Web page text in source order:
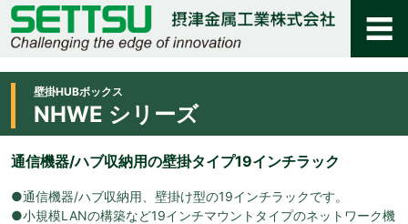
壁掛HUBボックス
NHWE シリーズ
通信機器/ハブ収納用の壁掛タイプ19インチラック
●通信機器/ハブ収納用、壁掛け型の19インチラックです。
●小規模LANの構築など19インチマウントタイプのネットワーク機